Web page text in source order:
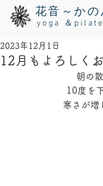
花音～かの
yoga ＆
12月もよろしく
2023年12月1日
朝の
10度を
寒さが増